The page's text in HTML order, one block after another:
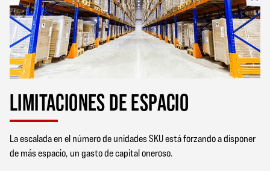
LIMITACIONES DE ESPACIO
La escalada en el número de unidades SKU está forzando a disponer
de más espacio, un gasto de capital oneroso.